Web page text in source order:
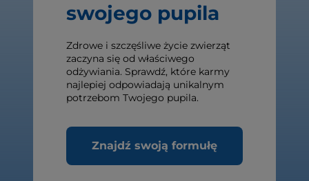
swojego pupila
Zdrowe i szczęśliwe życie zwierząt
zaczyna się od właściwego
odżywiania. Sprawdź, które karmy
najlepiej odpowiadają unikalnym
potrzebom Twojego pupila.
Znajdź swoją formułę